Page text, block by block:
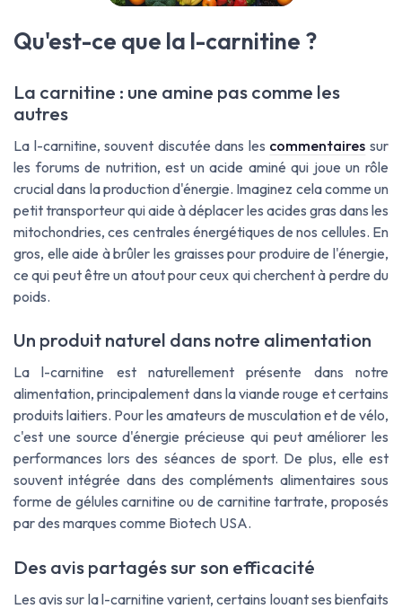
Qu'est-ce que la l-carnitine ?
La carnitine : une amine pas comme les
autres
La l-carnitine, souvent discutée dans les commentaires sur
les forums de nutrition, est un acide aminé qui joue un rôle
crucial dans la production d'énergie. Imaginez cela comme un
petit transporteur qui aide à déplacer les acides gras dans les
mitochondries, ces centrales énergétiques de nos cellules. En
gros, elle aide à brûler les graisses pour produire de l'énergie,
ce qui peut être un atout pour ceux qui cherchent à perdre du
poids.
Un produit naturel dans notre alimentation
La l-carnitine est naturellement présente dans notre
alimentation, principalement dans la viande rouge et certains
produits laitiers. Pour les amateurs de musculation et de vélo,
c'est une source d'énergie précieuse qui peut améliorer les
performances lors des séances de sport. De plus, elle est
souvent intégrée dans des compléments alimentaires sous
forme de gélules carnitine ou de carnitine tartrate, proposés
par des marques comme Biotech USA.
Des avis partagés sur son efficacité
Les avis sur la l-carnitine varient, certains louant ses bienfaits